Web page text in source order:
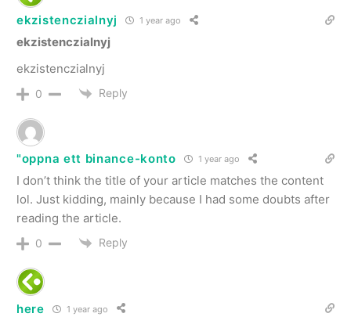
ekzistenczialnyj 1 year ago
ekzistenczialnyj
ekzistenczialnyj
0 Reply
"oppna ett binance-konto 1 year ago
I don’t think the title of your article matches the content
lol. Just kidding, mainly because I had some doubts after
reading the article.
0 Reply
here 1 year ago